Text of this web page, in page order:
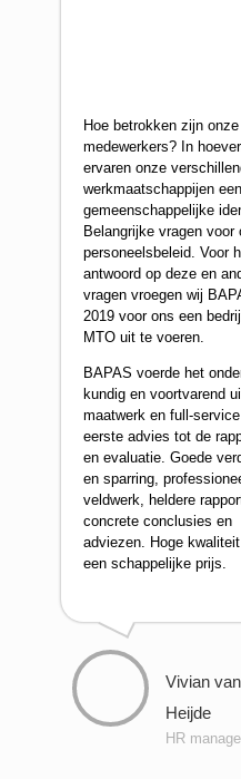
Hoe betrokken zijn onze
medewerkers? In
ervaren onze
werkmaatschappijen een
gemeenschappelijke
Belangrijke vragen voor
personeelsbeleid. Voor
antwoord op deze en
vragen vroegen wij
2019 voor ons een
MTO uit te voeren.
BAPAS voerde het
kundig en voortvarend
maatwerk en full-
eerste advies tot de
en evaluatie. Goede
en sparring,
veldwerk, heldere
concrete conclusies en
adviezen. Hoge
een schappelijke prijs.
Vivian
Heijde
HR